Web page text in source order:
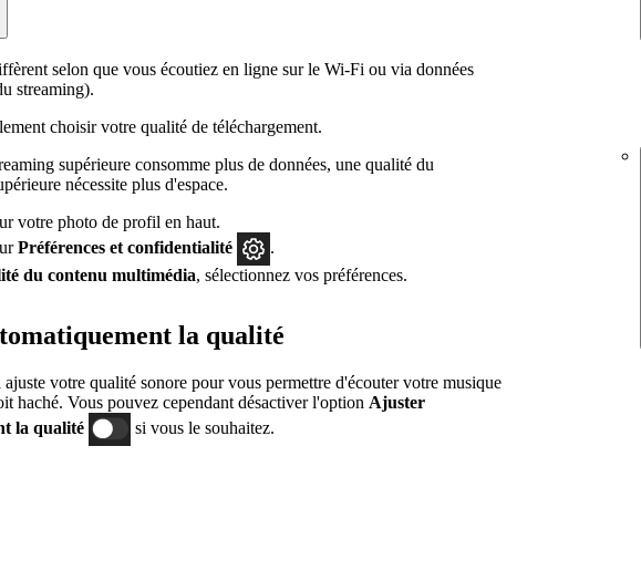
selon que vous écoutiez en ligne sur le Wi-Fi ou via données
streaming).
choisir votre qualité de téléchargement.
supérieure consomme plus de données, une qualité du
nécessite plus d'espace.
votre photo de profil en haut.
Préférences et confidentialité
.
du contenu multimédia, sélectionnez vos préférences.
la qualité
votre qualité sonore pour vous permettre d'écouter votre musique
haché. Vous pouvez cependant désactiver l'option Ajuster
la qualité
si vous le souhaitez.